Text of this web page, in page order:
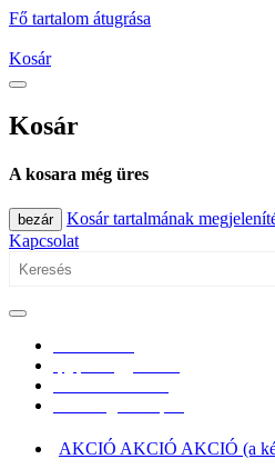
Fő tartalom átugrása
Kosár
Kosár
A kosara még üres
bezár
Kosár tartalmának
Kapcsolat
AKCIÓ AKCIÓ AKCIÓ (a